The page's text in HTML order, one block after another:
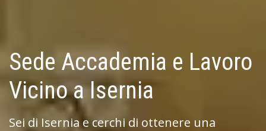
Sede Accademia e Lavoro
Vicino a Isernia
Sei di Isernia e cerchi di ottenere una